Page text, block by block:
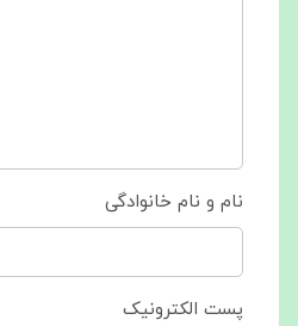
نام و نام خانوادگی
پست الکترونیک